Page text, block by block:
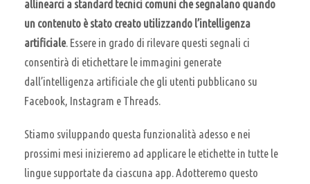
allinearci a standard tecnici comuni che segnalano quando
un contenuto è stato creato utilizzando l’intelligenza
artificiale. Essere in grado di rilevare questi segnali ci
consentirà di etichettare le immagini generate
dall’intelligenza artificiale che gli utenti pubblicano su
Facebook, Instagram e Threads.
Stiamo sviluppando questa funzionalità adesso e nei
prossimi mesi inizieremo ad applicare le etichette in tutte le
lingue supportate da ciascuna app. Adotteremo questo